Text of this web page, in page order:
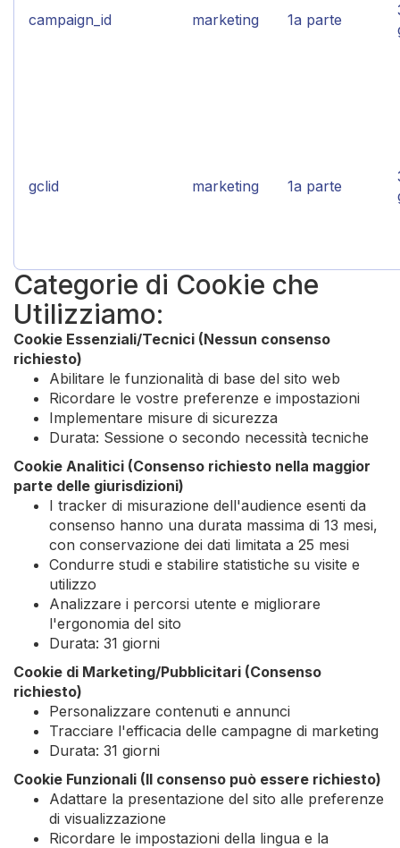
campaign_id marketing 1a parte
gclid marketing 1a parte
Categorie di Cookie che
Utilizziamo:
Cookie Essenziali/Tecnici (Nessun consenso
richiesto)
Abilitare le funzionalità di base del sito web
Ricordare le vostre preferenze e impostazioni
Implementare misure di sicurezza
Durata: Sessione o secondo necessità tecniche
Cookie Analitici (Consenso richiesto nella maggior
parte delle giurisdizioni)
I tracker di misurazione dell'audience esenti da
consenso hanno una durata massima di 13 mesi,
con conservazione dei dati limitata a 25 mesi
Condurre studi e stabilire statistiche su visite e
utilizzo
Analizzare i percorsi utente e migliorare
l'ergonomia del sito
Durata: 31 giorni
Cookie di Marketing/Pubblicitari (Consenso
richiesto)
Personalizzare contenuti e annunci
Tracciare l'efficacia delle campagne di marketing
Durata: 31 giorni
Cookie Funzionali (Il consenso può essere richiesto)
Adattare la presentazione del sito alle preferenze
di visualizzazione
Ricordare le impostazioni della lingua e la